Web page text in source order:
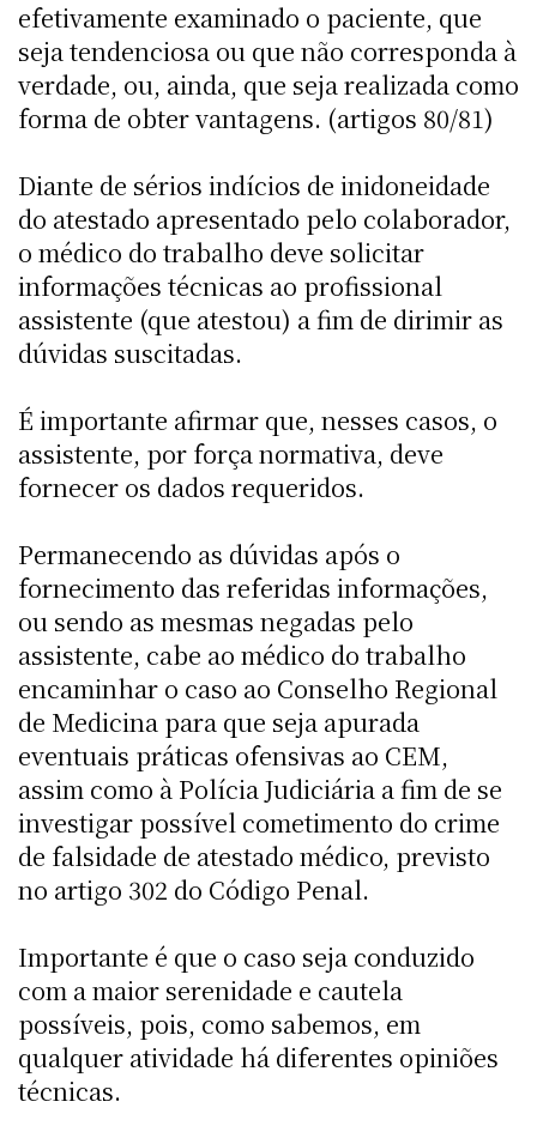
efetivamente examinado o paciente, que
seja tendenciosa ou que não corresponda à
verdade, ou, ainda, que seja realizada como
forma de obter vantagens. (artigos 80/81)
Diante de sérios indícios de inidoneidade
do atestado apresentado pelo colaborador,
o médico do trabalho deve solicitar
informações técnicas ao profissional
assistente (que atestou) a fim de dirimir as
dúvidas suscitadas.
É importante afirmar que, nesses casos, o
assistente, por força normativa, deve
fornecer os dados requeridos.
Permanecendo as dúvidas após o
fornecimento das referidas informações,
ou sendo as mesmas negadas pelo
assistente, cabe ao médico do trabalho
encaminhar o caso ao Conselho Regional
de Medicina para que seja apurada
eventuais práticas ofensivas ao CEM,
assim como à Polícia Judiciária a fim de se
investigar possível cometimento do crime
de falsidade de atestado médico, previsto
no artigo 302 do Código Penal.
Importante é que o caso seja conduzido
com a maior serenidade e cautela
possíveis, pois, como sabemos, em
qualquer atividade há diferentes opiniões
técnicas.